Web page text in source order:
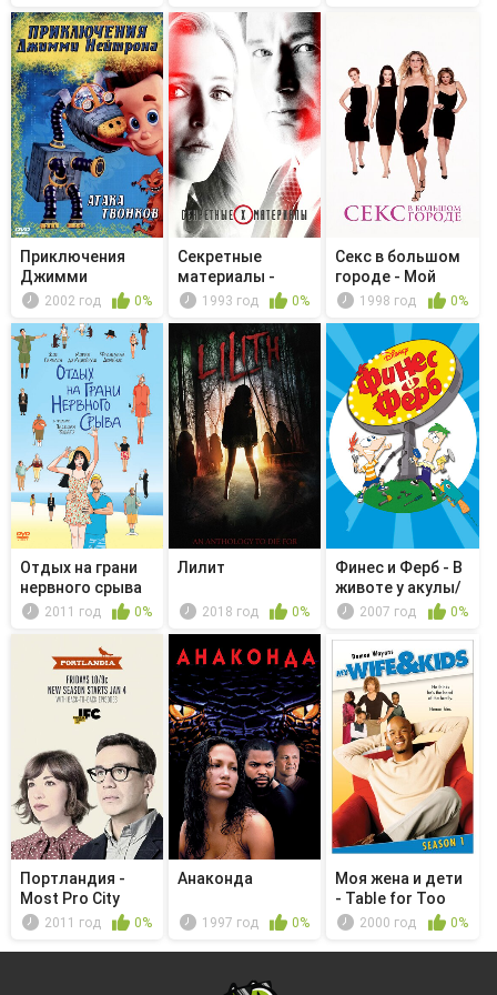
Приключения
Джимми
Нейтрона,
2002 год 0%
Секретные
материалы -
Гротеск
1993 год 0%
Секс в большом
городе - Мой
компьютер...
1998 год 0%
Отдых на грани
нервного срыва
2011 год 0%
Лилит
2018 год 0%
Финес и Ферб - В
животе у акулы/
Лунна...
2007 год 0%
Портландия -
Most Pro City
2011 год 0%
Анаконда
1997 год 0%
Моя жена и дети
- Table for Too
Many:...
2000 год 0%